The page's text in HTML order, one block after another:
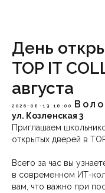
День
TOP IT
августа
2026-08-13 18:00
ул. Козленская 3
Приглашаем
открытых дверей в
Всего за час вы
в современном ИТ-
вам, что важно при